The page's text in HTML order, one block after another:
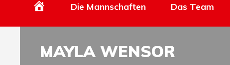
HomepageDie Mannschaften Das Team
MAYLA WENSOR